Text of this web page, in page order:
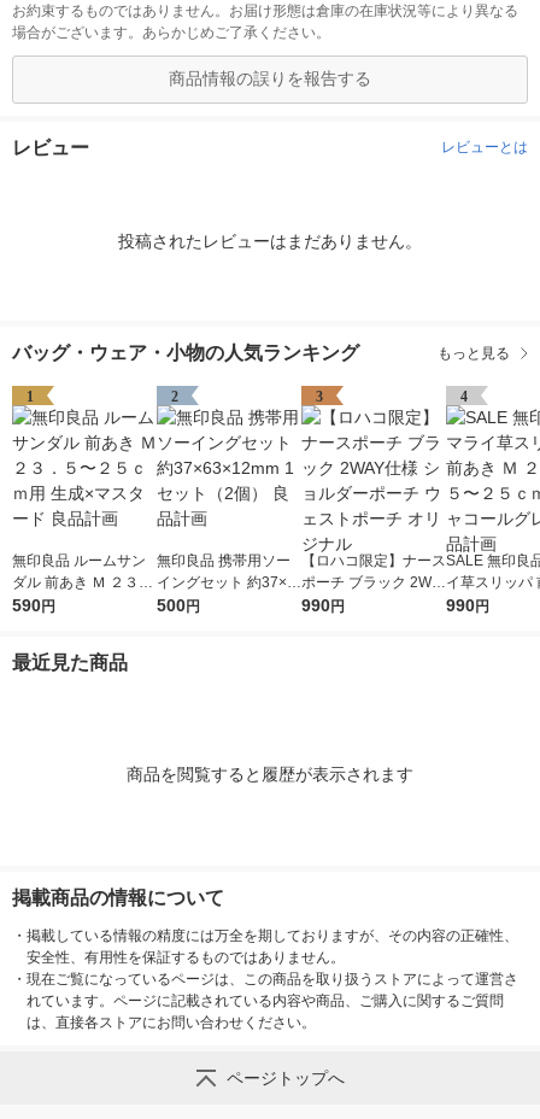
お約束するものではありません。お届け形態は倉庫の在庫状況等により異なる
場合がございます。あらかじめご了承ください。
商品情報の誤りを報告する
レビュー レビューとは
投稿されたレビューはまだありません。
バッグ・ウェア・小物の人気ランキング もっと見る
1
無印良品 ルームサン
ダル 前あき Ｍ ２３．
５〜２５ｃｍ用 生成×
590円
2
無印良品 携帯用ソー
イングセット 約37×6
3×12mm 1セット（2
500円
3
【ロハコ限定】ナース
ポーチ ブラック 2WA
Y仕様 ショルダーポー
990円
4
SALE 無印良
イ草スリッパ
Ｍ ２３．５〜
990円
最近見た商品
商品を閲覧すると履歴が表示されます
掲載商品の情報について
・ 掲載している情報の精度には万全を期しておりますが、その内容の正確性、
安全性、有用性を保証するものではありません。
・ 現在ご覧になっているページは、この商品を取り扱うストアによって運営さ
れています。ページに記載されている内容や商品、ご購入に関するご質問
は、直接各ストアにお問い合わせください。
ページトップへ